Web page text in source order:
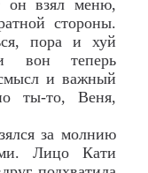
он взял меню,
стороны.
пора и хуй
вон теперь
и важный
ты-то, Веня,
за молнию
Лицо Кати